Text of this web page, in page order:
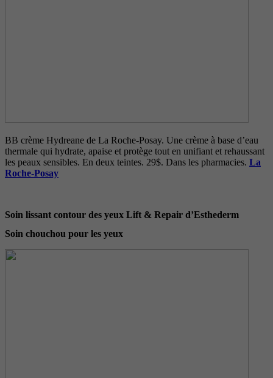
BB crème Hydreane de La Roche-Posay. Une crème à base d’eau
thermale qui hydrate, apaise et protège tout en unifiant et rehaussant
les peaux sensibles. En deux teintes. 29$. Dans les pharmacies. La
Roche-Posay
Soin lissant contour des yeux Lift & Repair d’Esthederm
Soin chouchou pour les yeux